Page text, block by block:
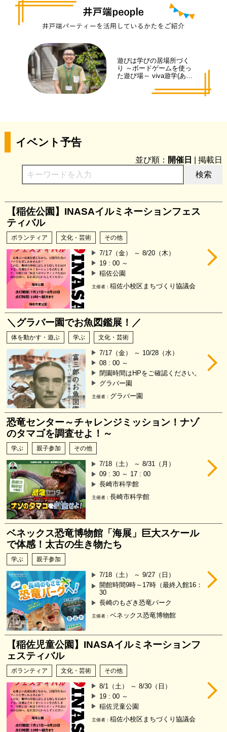
『井戸端people』長崎県シェアリングネイチャー協
会 理事長 奥村公子さんの記事を掲載しました!
『井戸端people』「角自治会老人クラブ 睦会」会
長 柏木カツヨさんの記事を掲載しました!
2025年07月23日
『井戸端people』「おはなし魔女の会」代表 平野
妙子さんの記事を掲載しました!
『井戸端people』あっと!さ@琴海 浦信夫さんの記
事を掲載しました!
『井戸端people』白石彩さんの記事を掲載しまし
た!
2025年01月28日
『井戸端people』稲佐小校区まちづくり協議会 田
嶋さんの記事を掲載しました!
遊びは学びの居場所づく
り ～ボードゲームを使っ
た遊び場～ viva遊学(あそ
イベント予告
並び順： 開催日 |掲載日
検索
【稲佐公園】INASAイルミネーションフェス
ティバル
ボランティア 文化・芸術 その他
7/17（金） ～ 8/20（木）
19 : 00 ～
稲佐公園
主催者：稲佐小校区まちづくり協議会
＼グラバー園でお魚図鑑展！／
体を動かす・遊ぶ 学ぶ 文化・芸術
7/17（金） ～ 10/28（水）
08 : 00 ～
閉園時間はHPをご確認ください。
グラバー園
主催者： グラバー園
恐竜センター～チャレンジミッション！ナゾ
のタマゴを調査せよ！～
学ぶ 親子参加 その他
7/18（土） ～ 8/31（月）
09 : 30 ～ 17 : 00
長崎市科学館
主催者：長崎市科学館
ベネックス恐竜博物館「海展」巨大スケール
で体感！太古の生き物たち
学ぶ 親子参加
7/18（土） ～ 9/27（日）
開館時間9時～17時（最終入館16：
30
長崎のもざき恐竜パーク
主催者：ベネックス恐竜博物館
【稲佐児童公園】INASAイルミネーションフ
ェスティバル
ボランティア 文化・芸術 その他
8/1（土） ～ 8/30（日）
19 : 00 ～
稲佐児童公園
主催者：稲佐小校区まちづくり協議会